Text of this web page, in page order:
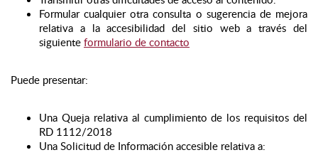
Formular cualquier otra consulta o sugerencia de mejora
relativa a la accesibilidad del sitio web a través del
siguiente formulario de contacto
Puede presentar:
Una Queja relativa al cumplimiento de los requisitos del
RD 1112/2018
Una Solicitud de Información accesible relativa a: